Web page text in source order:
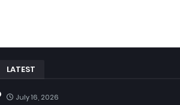
LATEST
July 16, 2026